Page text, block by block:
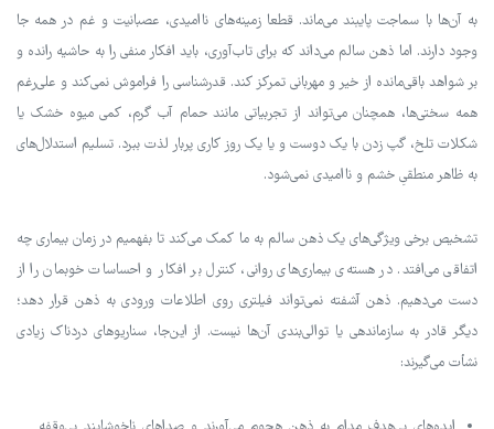
به آن‌ها با سماجت پایبند می‌ماند. قطعا زمینه‌های ناامیدی، عصبانیت و غم در همه جا
وجود دارند. اما ذهن سالم می‌داند که برای تاب‌آوری، باید افکار منفی را به حاشیه رانده و
بر شواهد باقی‌مانده از خیر و مهربانی تمرکز کند. قدرشناسی را فراموش نمی‌کند و علی‌رغم
همه سختی‌ها، همچنان می‌تواند از تجربیاتی مانند حمام آب گرم، کمی میوه خشک یا
شکلات تلخ، گپ زدن با یک دوست و یا یک روز کاری پربار لذت ببرد. تسلیم استدلال‌های
به ظاهر منطقیِ خشم و ناامیدی نمی‌شود.
تشخیص برخی ویژگی‌های یک ذهن سالم به ما کمک می‌کند تا بفهمیم در زمان بیماری چه
اتفاقی می‌افتد. در هسته‌ی بیماری‌های روانی، کنترل بر افکار و احساسات خوبمان را از
دست می‌دهیم. ذهن آشفته نمی‌تواند فیلتری روی اطلاعات ورودی به ذهن قرار دهد؛
دیگر قادر به سازماندهی یا توالی‌بندی آن‌ها نیست. از این‌جا، سناریوهای دردناک زیادی
نشأت می‌گیرند: